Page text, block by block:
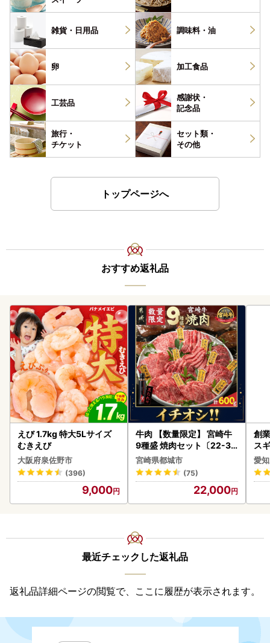
雑貨・ 日用品 調味料・ 油
卵 加工食品
工芸品
感謝状・
記念品
旅行・
チケット
セット類・
その他
トップページへ
おすすめ返礼品
えび 1.7kg 特大5Lサイズ
むきえび
大阪府泉佐野市
(396)
9,000
牛肉 【数量限定】 宮崎牛
9種盛 焼肉セット〔22-31
-006-600g〕都城 イチオ
シ!! 牛肉
宮崎県都城市
(75)
22,000
創
ス
み
惣
ン
愛
最近チェックした返礼品
返礼品詳細ページの閲覧で、ここに履歴が表示されます。